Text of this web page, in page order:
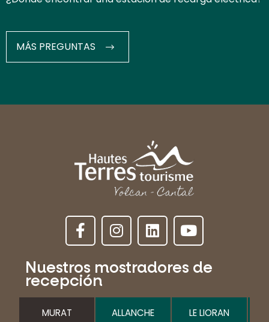
MÁS PREGUNTAS
Nuestros mostradores de
recepción
MURAT ALLANCHE LE LIORAN